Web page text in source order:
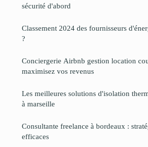
sécurité d'abord
Classement 2024 des fournisseurs
?
Conciergerie Airbnb gestion location
maximisez vos revenus
Les meilleures solutions d'isolation
à marseille
Consultante freelance à bordeaux :
efficaces